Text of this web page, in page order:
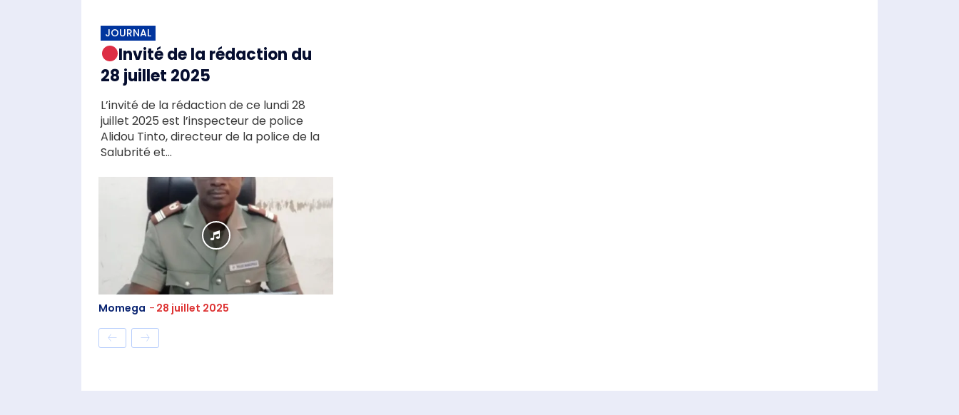
JOURNAL
Invité de la rédaction du
28 juillet 2025
L’invité de la rédaction de ce lundi 28
juillet 2025 est l’inspecteur de police
Alidou Tinto, directeur de la police de la
Salubrité et...
Momega - 28 juillet 2025